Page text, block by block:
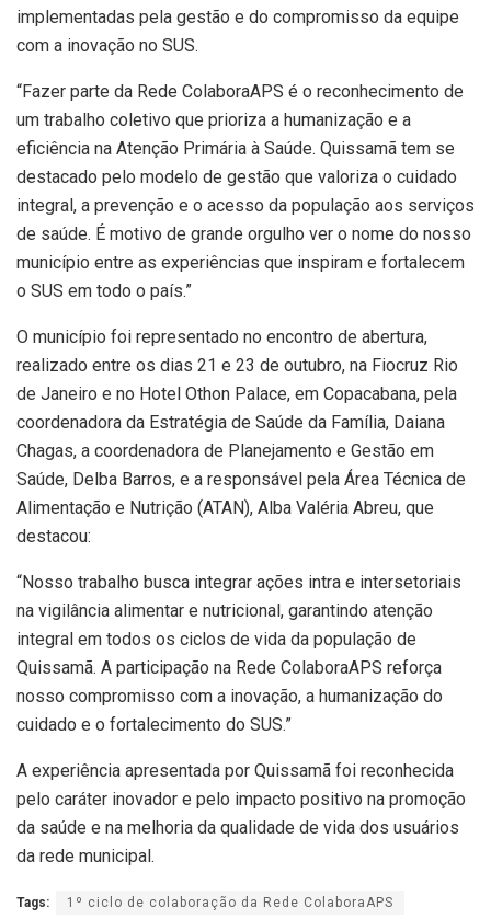
implementadas pela gestão e do compromisso da equipe
com a inovação no SUS.
“Fazer parte da Rede ColaboraAPS é o reconhecimento de
um trabalho coletivo que prioriza a humanização e a
eficiência na Atenção Primária à Saúde. Quissamã tem se
destacado pelo modelo de gestão que valoriza o cuidado
integral, a prevenção e o acesso da população aos serviços
de saúde. É motivo de grande orgulho ver o nome do nosso
município entre as experiências que inspiram e fortalecem
o SUS em todo o país.”
O município foi representado no encontro de abertura,
realizado entre os dias 21 e 23 de outubro, na Fiocruz Rio
de Janeiro e no Hotel Othon Palace, em Copacabana, pela
coordenadora da Estratégia de Saúde da Família, Daiana
Chagas, a coordenadora de Planejamento e Gestão em
Saúde, Delba Barros, e a responsável pela Área Técnica de
Alimentação e Nutrição (ATAN), Alba Valéria Abreu, que
destacou:
“Nosso trabalho busca integrar ações intra e intersetoriais
na vigilância alimentar e nutricional, garantindo atenção
integral em todos os ciclos de vida da população de
Quissamã. A participação na Rede ColaboraAPS reforça
nosso compromisso com a inovação, a humanização do
cuidado e o fortalecimento do SUS.”
A experiência apresentada por Quissamã foi reconhecida
pelo caráter inovador e pelo impacto positivo na promoção
da saúde e na melhoria da qualidade de vida dos usuários
da rede municipal.
Tags: 1º ciclo de colaboração da Rede ColaboraAPS